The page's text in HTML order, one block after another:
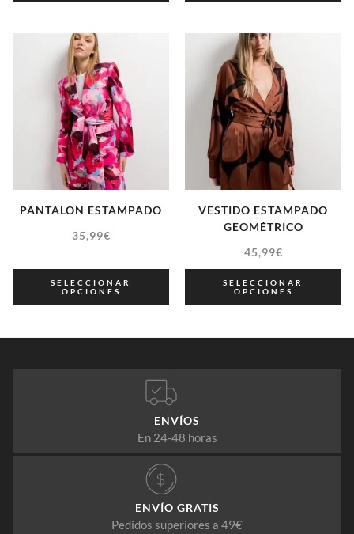
PANTALON ESTAMPADO
35,99€
SELECCIONAR
OPCIONES
VESTIDO ESTAMPADO
GEOMÉTRICO
45,99€
SELECCIONAR
OPCIONES
ENVÍOS
En 24-48 horas
ENVÍO GRATIS
Pedidos superiores a 49€